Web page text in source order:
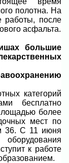
полотна. На
работы, после
асфальта.
большие
категорий
бесплатно
более
мест по
36. С 11 июня
к работе